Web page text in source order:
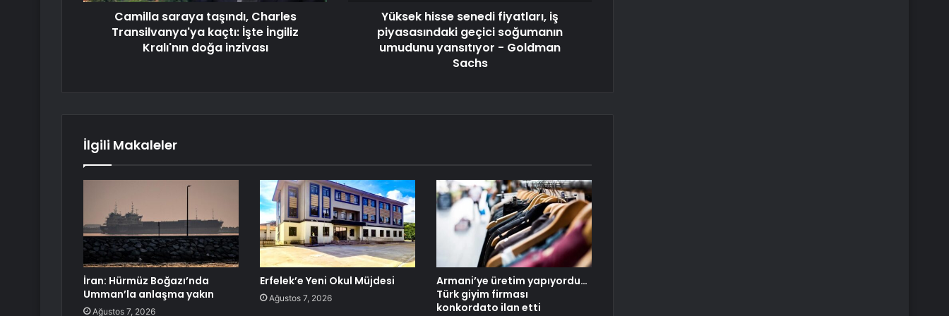
Camilla saraya taşındı, Charles
Transilvanya'ya kaçtı: İşte İngiliz
Kralı'nın doğa inzivası
Yüksek hisse senedi fiyatları, iş
piyasasındaki geçici soğumanın
umudunu yansıtıyor - Goldman
Sachs
İlgili Makaleler
İran: Hürmüz Boğazı’nda
Umman’la anlaşma yakın
Ağustos 7, 2026
Erfelek’e Yeni Okul Müjdesi
Ağustos 7, 2026
Armani’ye üretim yapıyordu…
Türk giyim firması
konkordato ilan etti